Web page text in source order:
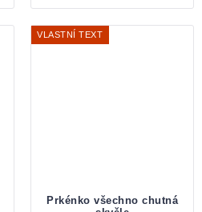
VLASTNÍ TEXT
Prkénko všechno chutná